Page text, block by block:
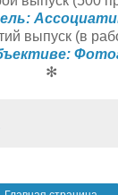
выпуск (в
✻